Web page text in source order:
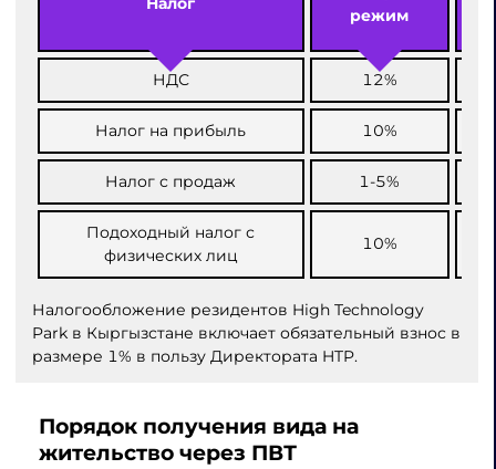
режим
НДС 12%
Налог на прибыль 10%
Налог с продаж 1-5%
Подоходный налог с
физических лиц
10%
Налогообложение резидентов High Technology
Park в Кыргызстане включает обязательный взнос в
размере 1% в пользу Директората HTP.
Порядок получения вида на
жительство через ПВТ